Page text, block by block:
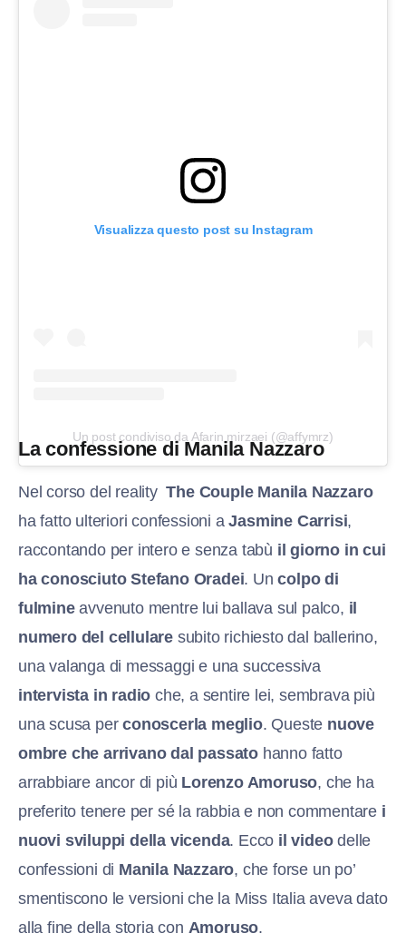
Visualizza questo post su Instagram
Un post condiviso da Afarin mirzaei (@affymrz)
La confessione di Manila Nazzaro
Nel corso del realityThe Couple Manila Nazzaro
ha fatto ulteriori confessioni aJasmine Carrisi,
raccontando per intero e senza tabù il giorno in cui
ha conosciuto Stefano Oradei. Uncolpo di
fulmineavvenuto mentre lui ballava sul palco, il
numero del cellulare subito richiesto dal ballerino,
una valanga di messaggi e una successiva
intervista in radio che, a sentire lei, sembrava più
una scusa perconoscerla meglio. Queste nuove
ombre che arrivano dal passato hanno fatto
arrabbiare ancor di più Lorenzo Amoruso, che ha
preferito tenere per sé la rabbia e non commentare i
nuovi sviluppi della vicenda. Ecco il videodelle
confessioni di Manila Nazzaro, che forse un po’
smentiscono le versioni che la Miss Italia aveva dato
alla fine della storia con Amoruso.